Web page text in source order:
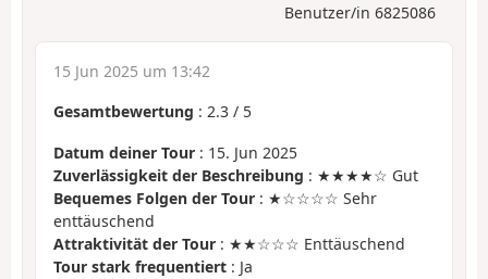
Benutzer/in 6825086
15 Jun 2025 um 13:42
Gesamtbewertung : 2.3 / 5
Datum deiner Tour : 15. Jun 2025
Zuverlässigkeit der Beschreibung : ★★★★☆ Gut
Bequemes Folgen der Tour : ★☆☆☆☆ Sehr
enttäuschend
Attraktivität der Tour : ★★☆☆☆ Enttäuschend
Tour stark frequentiert : Ja